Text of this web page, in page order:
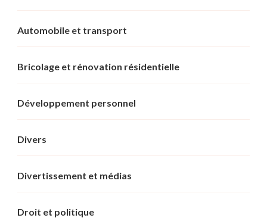
Automobile et transport
Bricolage et rénovation résidentielle
Développement personnel
Divers
Divertissement et médias
Droit et politique